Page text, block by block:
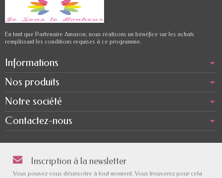
En tant que Partenaire Amazon, nous réalisons un bénéfice sur les achats
remplissant les conditions requises à ce programme.
Informations
Nos produits
Notre société
Contactez-nous
Inscription à la newsletter
Vous pouvez vous désinscrire à tout moment. Vous trouverez pour cela